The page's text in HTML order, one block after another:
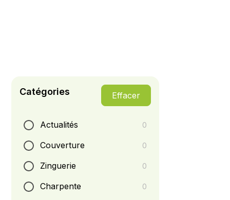
Catégories Effacer
Actualités 0
Couverture 0
Zinguerie 0
Charpente 0